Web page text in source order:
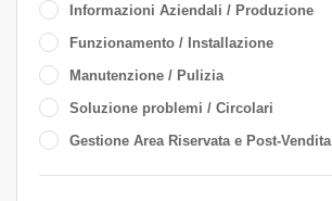
Informazioni Aziendali / Produzione
Funzionamento / Installazione
Manutenzione / Pulizia
Soluzione problemi / Circolari
Gestione Area Riservata e Post-Vendita